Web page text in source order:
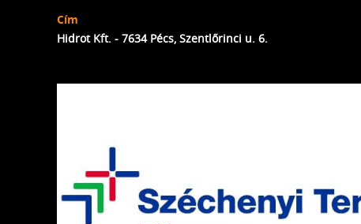
Cím
Hidrot Kft. - 7634 Pécs, Szentlőrinci u. 6.